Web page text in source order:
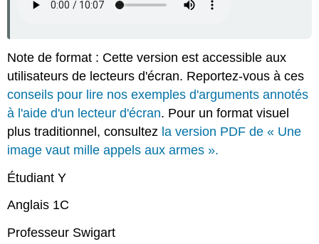
aux
cités
Attribution
Note de format : Cette version est accessible aux
utilisateurs de lecteurs d'écran. Reportez-vous à ces
conseils pour lire nos exemples d'arguments annotés
à l'aide d'un lecteur d'écran. Pour un format visuel
plus traditionnel, consultez la version PDF de « Une
image vaut mille appels aux armes ».
Étudiant Y
Anglais 1C
Professeur Swigart